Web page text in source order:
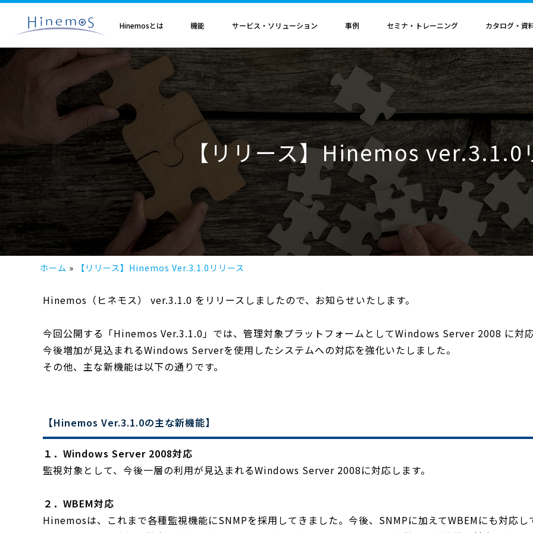
メ
テ
ツ
Hinemosとは
Hinemosとは
歩み・利用実績
Hinemosの利用実績
Hinemosの歩み
導入構成・動作環境
導入構成
動作環境
サポートサイクル
機能
エンタープライズ
クラウド・VM管理
Hinemos メッセージフィルタ
Hineoms インシデントダッシュボード
Hinemos Migration Assistant
Hinemos AIエージェント
オプション
Hinemos ミッションクリティカルオプション
Hinemos セキュリティ ネットワーク診断オプション
Hinemos セキュリティ アプリケーション診断オプション
サービス・ソリューション
サブスクリプション
Hinemosサブスクリプション
サービス
導入設計・構築支援サービス
Hinemosプロフェッショナル QAサービス
バージョンアップ支援サービス
データコンバートサービス
レポートカスタマイズサービス
他製品からの移行サービス
Hinemos インシデントダッシュボード テーブルカスタマイズサービス
Hinemosメッセージフィルタ 導入支援サービス
AI基盤による 異常検知支援サービス
ソリューション
SAP連携ソリューション
SAP HANA運用管理ソリューション
事例
電気・ガス業 電気機器
金融・保険業 サービス業
教育、学習支援業 官公庁・自治体
NTTデータ事例 事例紹介インタビュー資料（PDF）
セミナ・トレーニング
Hinemosセミナ
Hinemos World 2026
Hinemosソリューションセミナ2026
Hinemos World 2025
Hinemosソリューションセミナ2025
トレーニング・技術者認定
Hinemosトレーニング
技術者認定プログラム
カレンダ
Hinemosイベントカレンダ
カタログ・資
クラウド運用特集
製品移行特集
ITSM特集
セキュリティ運用特集
監視特集
ログ管理特集
基盤設定の自動化特集
APM特集
RBA特集
技術情報
Hinemos技術情報
外部サイト公開記事・書籍
記事
Hinemos記事
IT運用管理コラム
Hinemosアライアンス
Hinemosアライアンスとは
Hinemosアライアンス一覧
取扱店
Hinemos取扱企業一覧
【リリース】Hinemos ver.3.1.0
ホーム 【リリース】Hinemos Ver.3.1.0リリース
Hinemos（ヒネモス） ver.3.1.0 をリリースしましたので、お知らせいたします。
今回公開する「Hinemos Ver.3.1.0」では、管理対象プラットフォームとしてWindows Server 2008 に対応
今後増加が見込まれるWindows Serverを使用したシステムへの対応を強化いたしました。
その他、主な新機能は以下の通りです。
【Hinemos Ver.3.1.0の主な新機能】
１．Windows Server 2008対応
監視対象として、今後一層の利用が見込まれるWindows Server 2008に対応します。
２．WBEM対応
Hinemosは、これまで各種監視機能にSNMPを採用してきました。今後、SNMPに加えてWBEMにも対応し